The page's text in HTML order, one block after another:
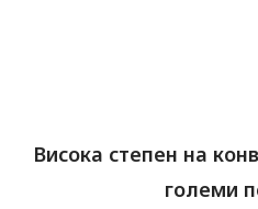
Висока степен на
големи